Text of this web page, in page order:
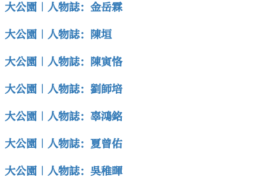
大公園｜人物誌：金岳霖
大公園｜人物誌：陳垣
大公園｜人物誌：陳寅恪
大公園｜人物誌：劉師培
大公園｜人物誌：辜鴻銘
大公園｜人物誌：夏曾佑
大公園｜人物誌：吳稚暉